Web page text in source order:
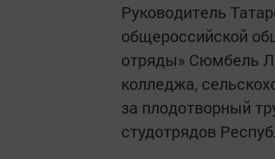
Руководитель
общероссийской
отряды» Сюмбель
колледжа,
за плодотворный
студотрядов